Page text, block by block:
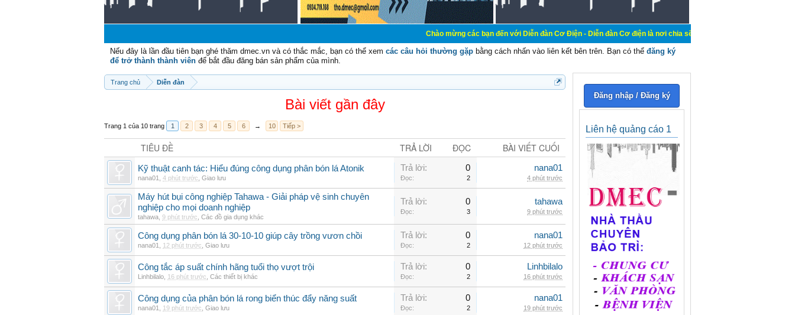
Chào mừng các bạn đến với Diễn đàn Cơ Điện - Diễn đàn Cơ điện là nơi chia sẽ kiến thức kinh nghiệm trong lãnh vực
Nếu đây là lần đầu tiên bạn ghé thăm dmec.vn và có thắc mắc, bạn có thể xem các câu hỏi thường gặp bằng cách nhấn vào liên kết bên trên. Bạn có thể đăng ký
để trở thành thành viên để bắt đầu đăng bán sản phẩm của mình.
Trang chủ Diễn đàn
Bài viết gần đây
Trang 1 của 10 trang 1 2 3 4 5 6 → 10 Tiếp >
TIÊU ĐỀ TRẢ LỜI ĐỌC BÀI VIẾT CUỐI
Kỹ thuật canh tác: Hiểu đúng công dụng phân bón lá Atonik
nana01 4 phút trước Giao lưu
Trả lời: 0
Đọc: 2
nana01
4 phút trước
Máy hút bụi công nghiệp Tahawa - Giải pháp vệ sinh chuyên
nghiệp cho mọi doanh nghiệp
tahawa 9 phút trước Các đồ gia dụng khác
Trả lời: 0
Đọc: 3
tahawa
9 phút trước
Công dụng phân bón lá 30-10-10 giúp cây trồng vươn chồi
nana01 12 phút trước Giao lưu
Trả lời: 0
Đọc: 2
nana01
12 phút trước
Công tắc áp suất chính hãng tuổi thọ vượt trội
Linhbilalo 16 phút trước Các thiết bị khác
Trả lời: 0
Đọc: 2
Linhbilalo
16 phút trước
Công dụng của phân bón lá rong biển thúc đẩy năng suất
nana01 19 phút trước Giao lưu
Trả lời: 0
Đọc: 2
nana01
19 phút trước
Đăng nhập / Đăng ký
Liên hệ quảng cáo 1